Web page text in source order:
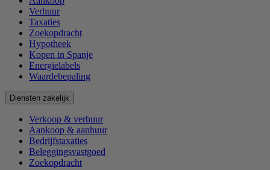
Verhuur
Taxaties
Zoekopdracht
Hypotheek
Kopen in Spanje
Energielabels
Waardebepaling
Diensten zakelijk
Verkoop & verhuur
Aankoop & aanhuur
Bedrijfstaxaties
Beleggingsvastgoed
Zoekopdracht